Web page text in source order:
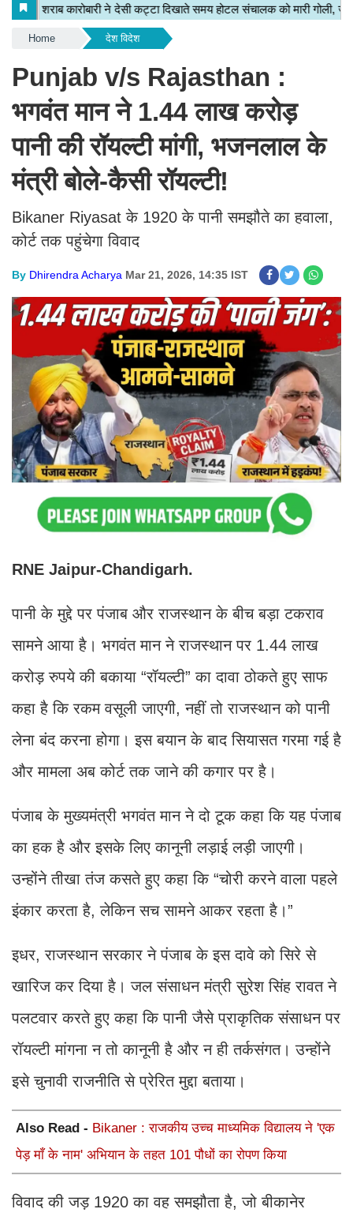
Home देश विदेश
Punjab v/s Rajasthan :
भगवंत मान ने 1.44 लाख करोड़
पानी की रॉयल्टी मांगी, भजनलाल के
मंत्री बोले-कैसी रॉयल्टी!
Bikaner Riyasat के 1920 के पानी समझौते का हवाला,
कोर्ट तक पहुंचेगा विवाद
By Dhirendra Acharya Mar 21, 2026, 14:35 IST
RNE Jaipur-Chandigarh.
पानी के मुद्दे पर पंजाब और राजस्थान के बीच बड़ा टकराव
सामने आया है। भगवंत मान ने राजस्थान पर 1.44 लाख
करोड़ रुपये की बकाया “रॉयल्टी” का दावा ठोकते हुए साफ
कहा है कि रकम वसूली जाएगी, नहीं तो राजस्थान को पानी
लेना बंद करना होगा। इस बयान के बाद सियासत गरमा गई है
और मामला अब कोर्ट तक जाने की कगार पर है।
पंजाब के मुख्यमंत्री भगवंत मान ने दो टूक कहा कि यह पंजाब
का हक है और इसके लिए कानूनी लड़ाई लड़ी जाएगी।
उन्होंने तीखा तंज कसते हुए कहा कि “चोरी करने वाला पहले
इंकार करता है, लेकिन सच सामने आकर रहता है।”
इधर, राजस्थान सरकार ने पंजाब के इस दावे को सिरे से
खारिज कर दिया है। जल संसाधन मंत्री सुरेश सिंह रावत ने
पलटवार करते हुए कहा कि पानी जैसे प्राकृतिक संसाधन पर
रॉयल्टी मांगना न तो कानूनी है और न ही तर्कसंगत। उन्होंने
इसे चुनावी राजनीति से प्रेरित मुद्दा बताया।
Also Read - Bikaner : राजकीय उच्च माध्यमिक विद्यालय ने 'एक
पेड़ माँ के नाम' अभियान के तहत 101 पौधों का रोपण किया
विवाद की जड़ 1920 का वह समझौता है, जो बीकानेर